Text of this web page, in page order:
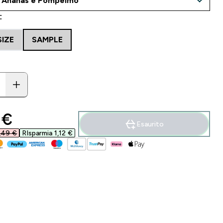
SAMPLE
price
€‎
€‎ RIsparmia 1,12 €‎
Esaurito